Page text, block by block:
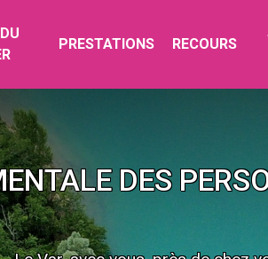
PRESTATIONS RECOURS
DES